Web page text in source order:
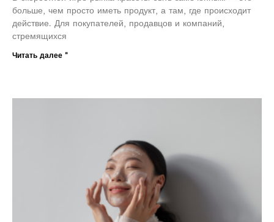
больше, чем просто иметь продукт, а там, где происходит
действие. Для покупателей, продавцов и компаний,
стремящихся
Читать далее "